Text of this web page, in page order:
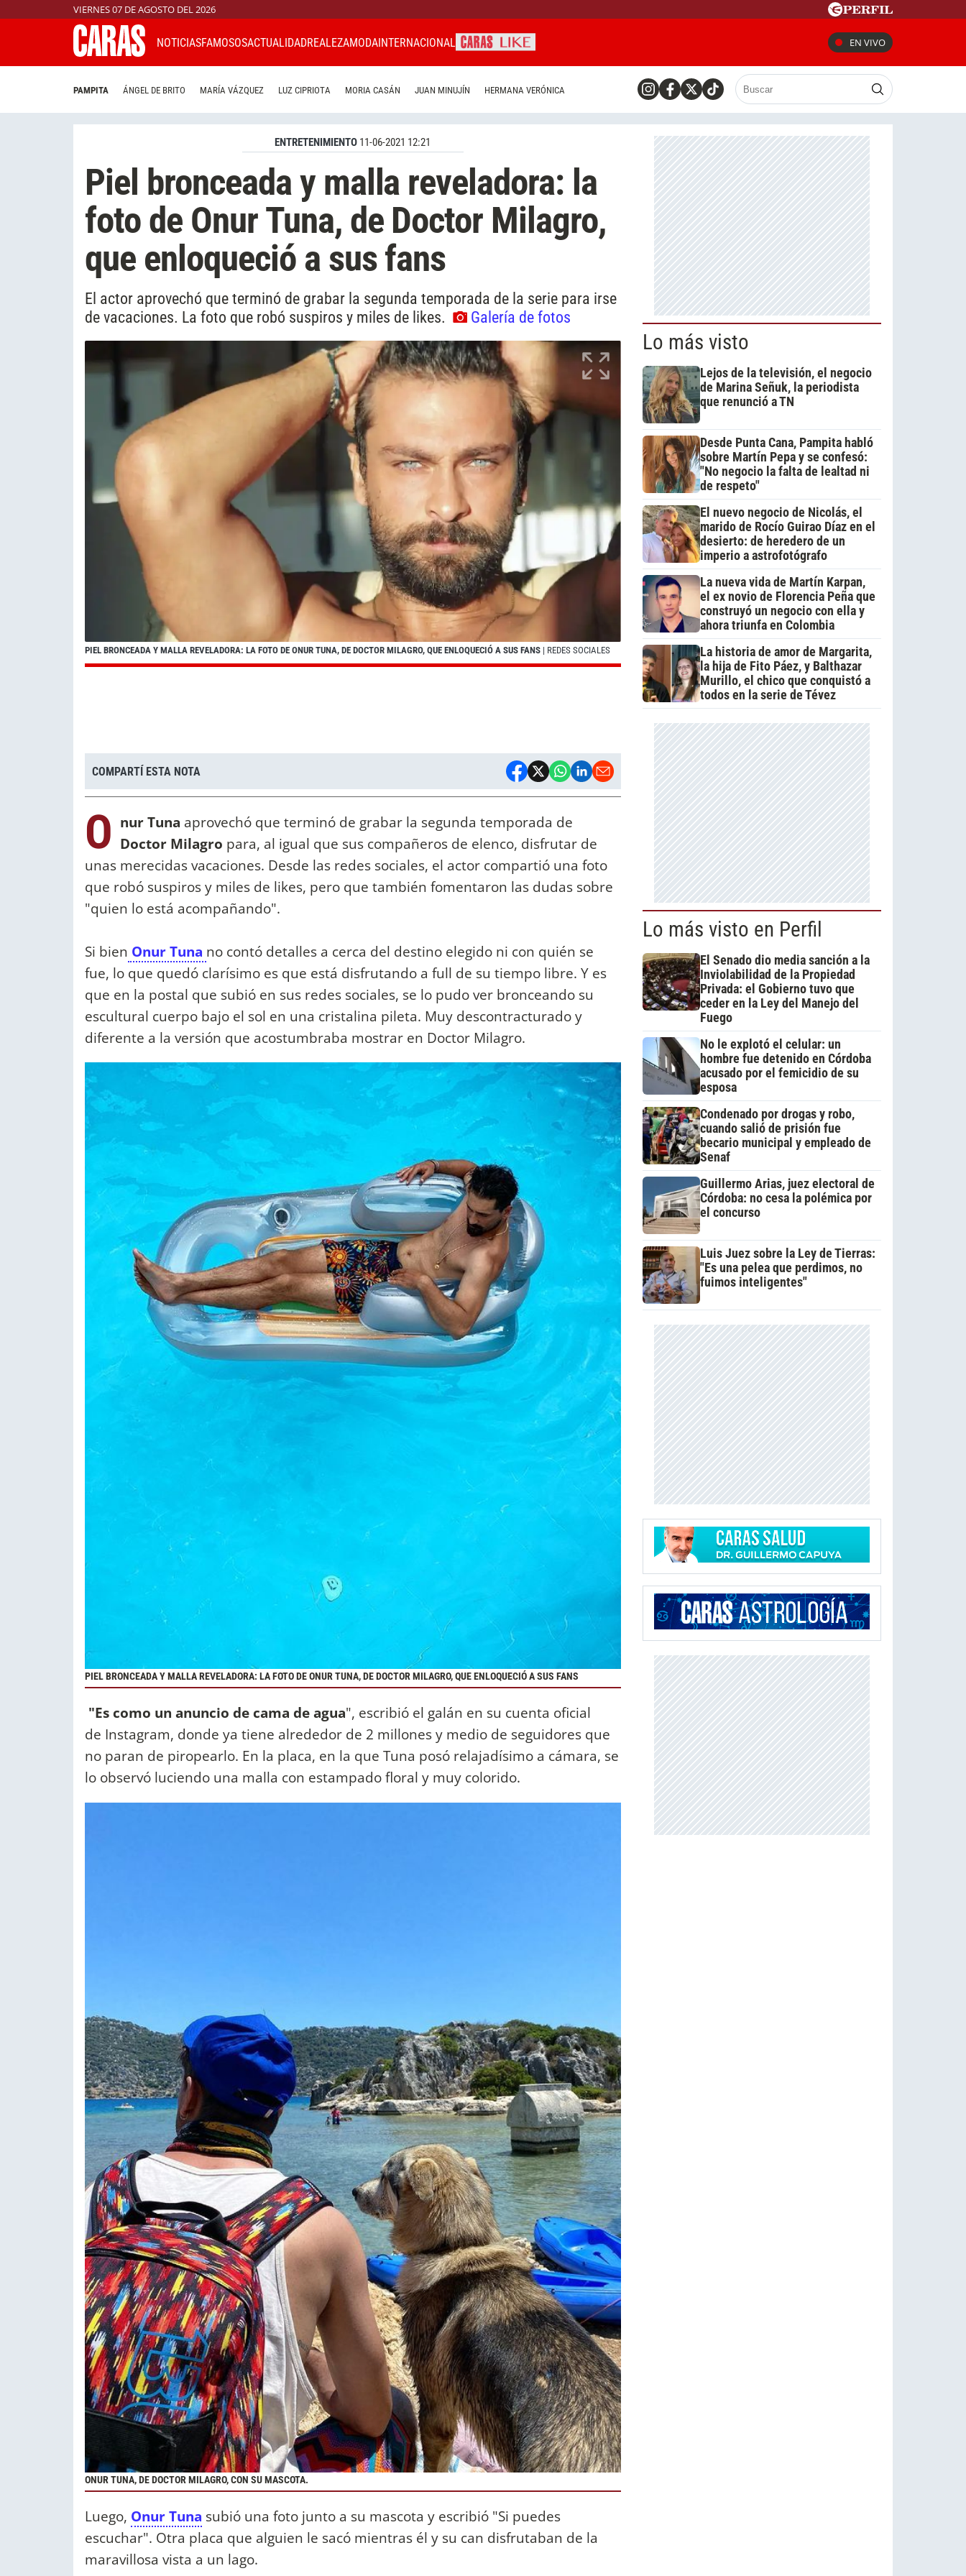
VIERNES 07 DE AGOSTO DEL 2026
NOTICIASFAMOSOSACTUALIDADREALEZAMODAINTERNACIONAL EN VIVO
PAMPITA ÁNGEL DE BRITO MARÍA VÁZQUEZ LUZ CIPRIOTA MORIA CASÁN JUAN MINUJÍN HERMANA VERÓNICA
ENTRETENIMIENTO 11-06-2021 12:21
Piel bronceada y malla reveladora: la
foto de Onur Tuna, de Doctor Milagro,
que enloqueció a sus fans
El actor aprovechó que terminó de grabar la segunda temporada de la serie para irse
de vacaciones. La foto que robó suspiros y miles de likes.
Galería de fotos
PIEL BRONCEADA Y MALLA REVELADORA: LA FOTO DE ONUR TUNA, DE DOCTOR MILAGRO, QUE ENLOQUECIÓ A SUS FANS | REDES SOCIALES
COMPARTÍ ESTA NOTA
O nur Tuna aprovechó que terminó de grabar la segunda temporada de
Doctor Milagro para, al igual que sus compañeros de elenco, disfrutar de
unas merecidas vacaciones. Desde las redes sociales, el actor compartió una foto
que robó suspiros y miles de likes, pero que también fomentaron las dudas sobre
"quien lo está acompañando".
Si bien Onur Tuna no contó detalles a cerca del destino elegido ni con quién se
fue, lo que quedó clarísimo es que está disfrutando a full de su tiempo libre. Y es
que en la postal que subió en sus redes sociales, se lo pudo ver bronceando su
escultural cuerpo bajo el sol en una cristalina pileta. Muy descontracturado y
diferente a la versión que acostumbraba mostrar en Doctor Milagro.
PIEL BRONCEADA Y MALLA REVELADORA: LA FOTO DE ONUR TUNA, DE DOCTOR MILAGRO, QUE ENLOQUECIÓ A SUS FANS
"Es como un anuncio de cama de agua", escribió el galán en su cuenta oficial
de Instagram, donde ya tiene alrededor de 2 millones y medio de seguidores que
no paran de piropearlo. En la placa, en la que Tuna posó relajadísimo a cámara, se
lo observó luciendo una malla con estampado floral y muy colorido.
ONUR TUNA, DE DOCTOR MILAGRO, CON SU MASCOTA.
Luego, Onur Tuna subió una foto junto a su mascota y escribió "Si puedes
escuchar". Otra placa que alguien le sacó mientras él y su can disfrutaban de la
maravillosa vista a un lago.
Lo más visto
Lejos de la televisión, el negocio
de Marina Señuk, la periodista
que renunció a TN
Desde Punta Cana, Pampita habló
sobre Martín Pepa y se confesó:
"No negocio la falta de lealtad ni
de respeto"
El nuevo negocio de Nicolás, el
marido de Rocío Guirao Díaz en el
desierto: de heredero de un
imperio a astrofotógrafo
La nueva vida de Martín Karpan,
el ex novio de Florencia Peña que
construyó un negocio con ella y
ahora triunfa en Colombia
La historia de amor de Margarita,
la hija de Fito Páez, y Balthazar
Murillo, el chico que conquistó a
todos en la serie de Tévez
Lo más visto en Perfil
El Senado dio media sanción a la
Inviolabilidad de la Propiedad
Privada: el Gobierno tuvo que
ceder en la Ley del Manejo del
Fuego
No le explotó el celular: un
hombre fue detenido en Córdoba
acusado por el femicidio de su
esposa
Condenado por drogas y robo,
cuando salió de prisión fue
becario municipal y empleado de
Senaf
Guillermo Arias, juez electoral de
Córdoba: no cesa la polémica por
el concurso
Luis Juez sobre la Ley de Tierras:
"Es una pelea que perdimos, no
fuimos inteligentes"